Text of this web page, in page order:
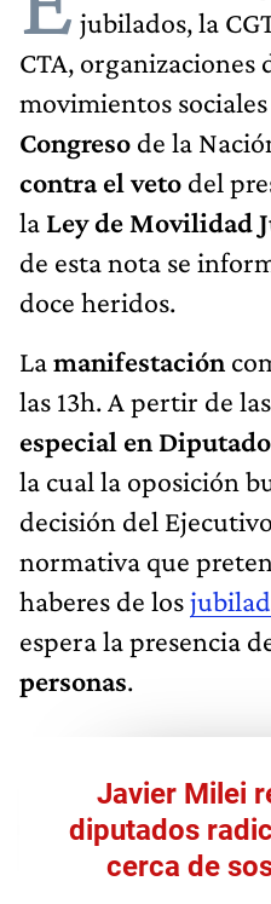
jubilados, la
CTA, organizaciones
movimientos
Congreso de la
contra el veto del
la Ley de Movilidad
de esta nota se
doce heridos.
Lamanifestación
las 13h. A pertir de
especial en
la cual la oposición
decisión del
normativa que
haberes de los
espera la presencia
personas.
Javier Milei
diputados
cerca de